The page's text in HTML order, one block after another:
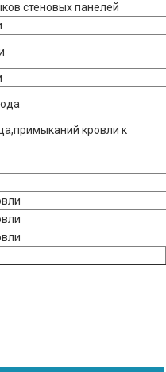
стеновых панелей
кровли к